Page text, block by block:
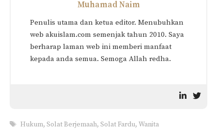
NIAT & CARA SOLAT
JUMAAT (Panduan
Lengkap Rumi)
Hukum Wanita Berjual Beli
Pada Hari Jumaat
Khutbah Jumaat